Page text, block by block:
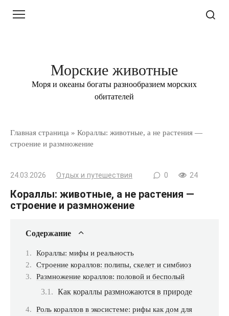
Морские животные
Моря и океаны богаты разнообразием морских
обитателей
Главная страница » Кораллы: животные, а не растения —
строение и размножение
24.03.2026 Отдых и путешествия 0 24
Кораллы: животные, а не растения —
строение и размножение
Содержание
Кораллы: мифы и реальность
Строение кораллов: полипы, скелет и симбиоз
Размножение кораллов: половой и бесполый
Как кораллы размножаются в природе
Роль кораллов в экосистеме: рифы как дом для